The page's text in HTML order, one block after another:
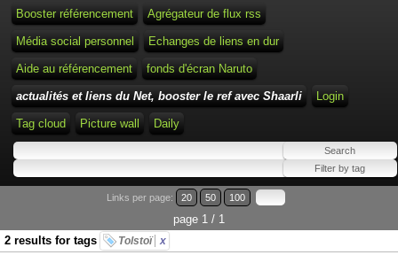
Booster référencement Agrégateur de flux rss
Média social personnel Echanges de liens en dur
Aide au référencement fonds d'écran Naruto
actualités et liens du Net, booster le ref avec Shaarli Login
Tag cloud Picture wall Daily
Links per page: 20 50 100
page 1 / 1
2 results for tags
Tolstoï x